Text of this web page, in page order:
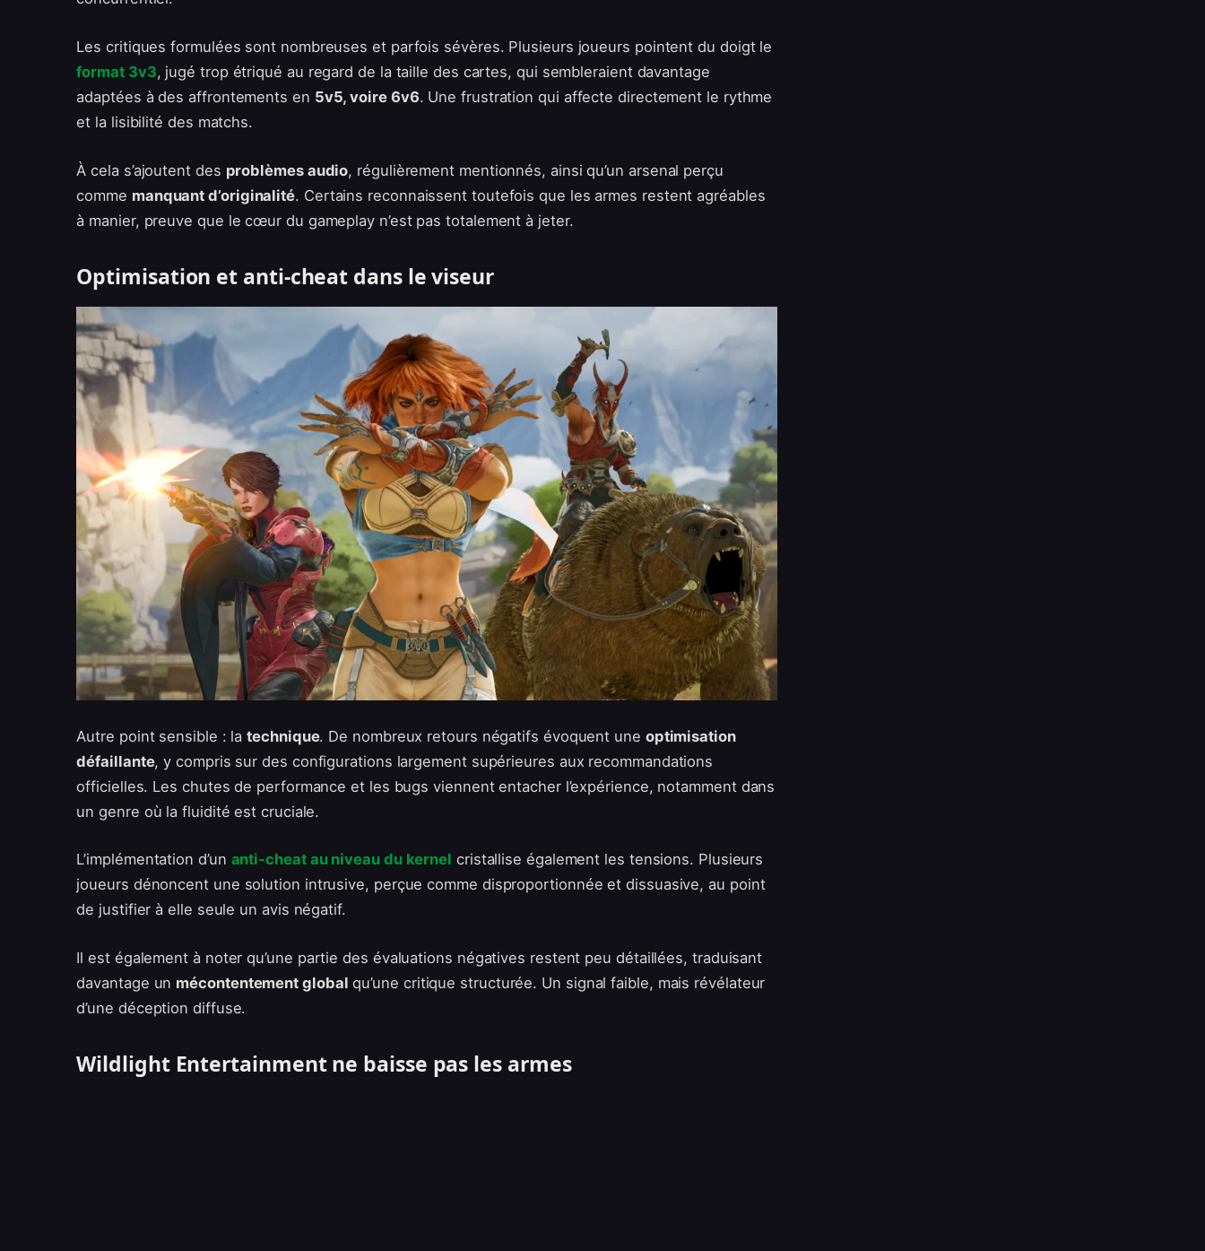
Les critiques formulées sont nombreuses et parfois sévères. Plusieurs joueurs pointent du doigt le
format 3v3, jugé trop étriqué au regard de la taille des cartes, qui sembleraient davantage
adaptées à des affrontements en 5v5, voire 6v6. Une frustration qui affecte directement le rythme
et la lisibilité des matchs.
À cela s’ajoutent des problèmes audio, régulièrement mentionnés, ainsi qu’un arsenal perçu
comme manquant d’originalité. Certains reconnaissent toutefois que les armes restent agréables
à manier, preuve que le cœur du gameplay n’est pas totalement à jeter.
Optimisation et anti-cheat dans le viseur
Autre point sensible : latechnique. De nombreux retours négatifs évoquent une optimisation
défaillante, y compris sur des configurations largement supérieures aux recommandations
officielles. Les chutes de performance et les bugs viennent entacher l’expérience, notamment dans
un genre où la fluidité est cruciale.
L’implémentation d’un anti-cheat au niveau du kernel cristallise également les tensions. Plusieurs
joueurs dénoncent une solution intrusive, perçue comme disproportionnée et dissuasive, au point
de justifier à elle seule un avis négatif.
Il est également à noter qu’une partie des évaluations négatives restent peu détaillées, traduisant
davantage un mécontentement global qu’une critique structurée. Un signal faible, mais révélateur
d’une déception diffuse.
Wildlight Entertainment ne baisse pas les armes